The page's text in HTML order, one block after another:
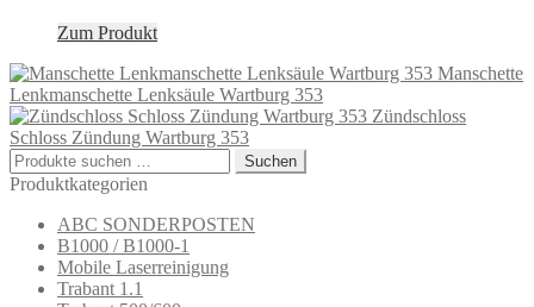
Zum Produkt
Manschette
Lenkmanschette Lenksäule Wartburg 353
Zündschloss
Schloss Zündung Wartburg 353
Suchen
nach:
Suchen
Produktkategorien
ABC SONDERPOSTEN
B1000 / B1000-1
Mobile Laserreinigung
Trabant 1.1